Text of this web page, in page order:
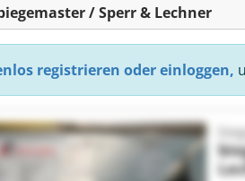
/ Sperr & Lechner
registrieren oder einloggen,